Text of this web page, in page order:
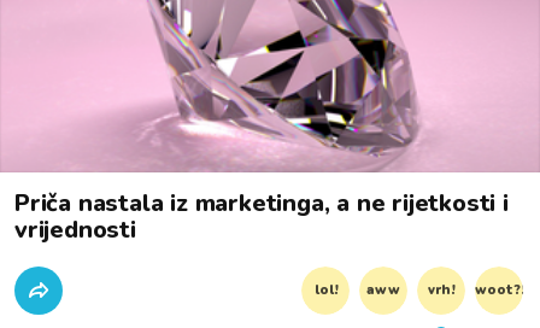
Priča nastala iz marketinga, a ne rijetkosti i
vrijednosti
lol! aww vrh! woot?!